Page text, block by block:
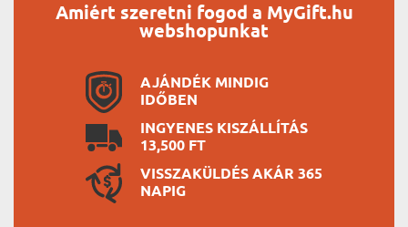
Amiért szeretni fogod a MyGift.hu
webshopunkat
AJÁNDÉK MINDIG
IDŐBEN
INGYENES KISZÁLLÍTÁS
13,500 FT
VISSZAKÜLDÉS AKÁR 365
NAPIG